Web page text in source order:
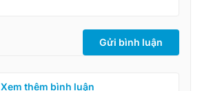
Gửi bình luận
Xem thêm bình luận